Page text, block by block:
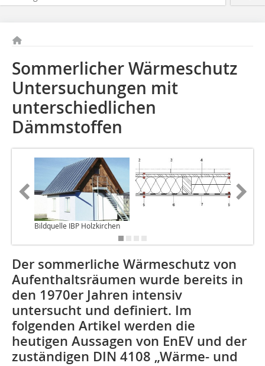
Sommerlicher Wärmeschutz
Untersuchungen mit
unterschiedlichen
Dämmstoffen
Bildquelle IBP Holzkirchen
Der sommerliche Wärmeschutz von
Aufenthaltsräumen wurde bereits in
den 1970er Jahren intensiv
untersucht und definiert. Im
folgenden Artikel werden die
heutigen Aussagen von EnEV und der
zuständigen DIN 4108 „Wärme- und